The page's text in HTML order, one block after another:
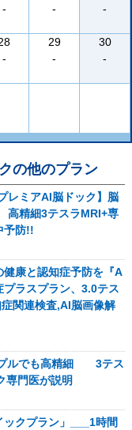
-
-
-
-
29
-
30
-
の他のプラン
レミアAI脳ドック】脳
精細3テスラMRI+専
予防!!
健康と認知症予防を『A
ラスプラン、3.0テス
関連検査,AI脳画像解
プルでも高精細 3テス
医が説明
ックプラン」___1時間